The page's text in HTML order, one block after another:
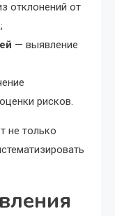
отклонений от
— выявление
рисков.
не только